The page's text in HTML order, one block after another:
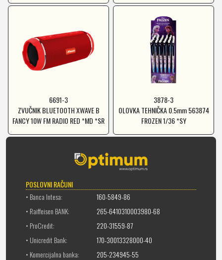
6691-3
ZVUČNIK BLUETOOTH XWAVE B
FANCY 10W FM RADIO RED *MD *SR
3878-3
OLOVKA TEHNIČKA 0.5mm 563874
FROZEN 1/36 *SY
POSLOVNI RAČUNI
• Banca Intesa:
160-5849-86
• Raiffeisen BANK:
265-6410310003980-68
• ProCredit:
220-31559-87
• Unicredit Bank:
170-30013328000-40
• Komercijalna banka:
205-234945-55